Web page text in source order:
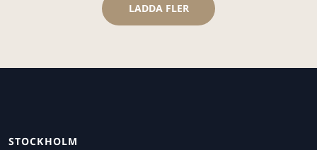
LADDA FLER
STOCKHOLM